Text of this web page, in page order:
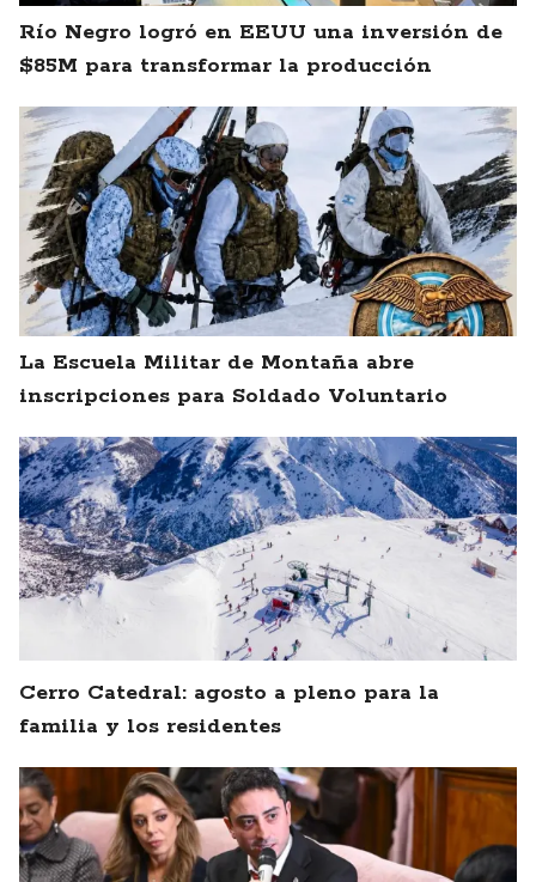
Río Negro logró en EEUU una inversión de
$85M para transformar la producción
La Escuela Militar de Montaña abre
inscripciones para Soldado Voluntario
Cerro Catedral: agosto a pleno para la
familia y los residentes